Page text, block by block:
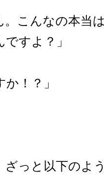
。こんなの本当
すよ？」
！？」
ざっと以下のよ